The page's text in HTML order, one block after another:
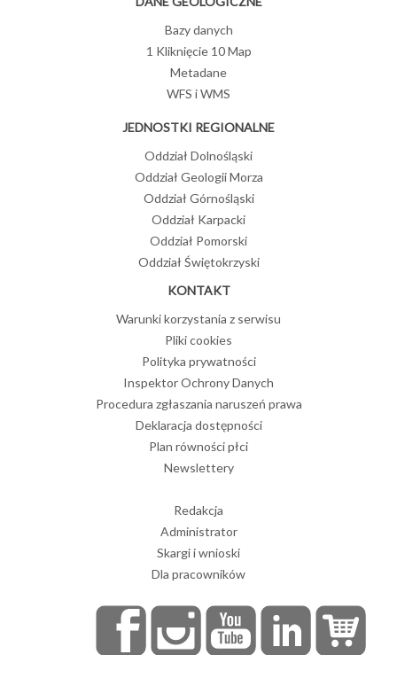
Bazy danych
1 Kliknięcie 10 Map
Metadane
WFS i WMS
JEDNOSTKI REGIONALNE
Oddział Dolnośląski
Oddział Geologii Morza
Oddział Górnośląski
Oddział Karpacki
Oddział Pomorski
Oddział Świętokrzyski
KONTAKT
Warunki korzystania z serwisu
Pliki cookies
Polityka prywatności
Inspektor Ochrony Danych
Procedura zgłaszania naruszeń prawa
Deklaracja dostępności
Plan równości płci
Newslettery
Redakcja
Administrator
Skargi i wnioski
Dla pracowników